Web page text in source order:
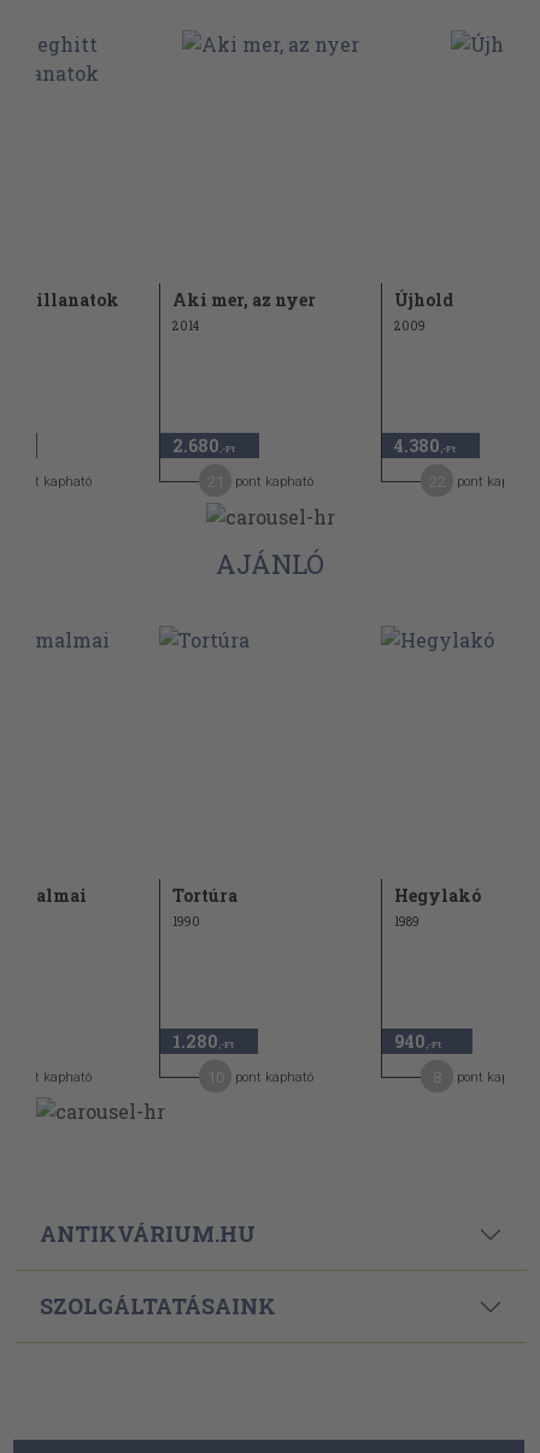
pillanatok
pont kapható
Aki mer, az nyer
2014
2.680 ,-Ft
pont kapható
Újhold
2009
4.380 ,-Ft
pont kapható
AJÁNLÓ
malmai
pont kapható
Tortúra
1990
1.280 ,-Ft
pont kapható
Hegylakó
1989
940 ,-Ft
pont kapható
ANTIKVÁRIUM.HU
SZOLGÁLTATÁSAINK